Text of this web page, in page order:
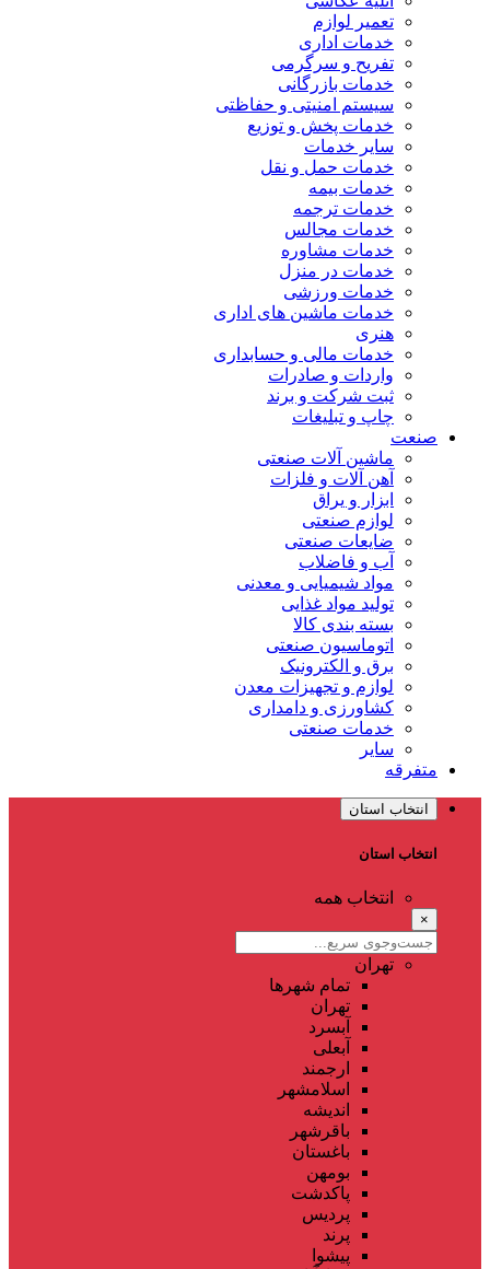
تعمیر لوازم
خدمات اداری
تفریح و سرگرمی
خدمات بازرگانی
سیستم امنیتی و حفاظتی
خدمات پخش و توزیع
سایر خدمات
خدمات حمل و نقل
خدمات بیمه
خدمات ترجمه
خدمات مجالس
خدمات مشاوره
خدمات در منزل
خدمات ورزشی
خدمات ماشین های اداری
هنری
خدمات مالی و حسابداری
واردات و صادرات
ثبت شرکت و برند
چاپ و تبلیغات
صنعت
ماشین آلات صنعتی
آهن آلات و فلزات
ابزار و یراق
لوازم صنعتی
ضایعات صنعتی
آب و فاضلاب
مواد شیمیایی و معدنی
تولید مواد غذایی
بسته بندی کالا
اتوماسیون صنعتی
برق و الکترونیک
لوازم و تجهیزات معدن
کشاورزی و دامداری
خدمات صنعتی
سایر
متفرقه
انتخاب استان
انتخاب استان
انتخاب همه
×
تهران
تمام شهر‌ها
تهران
آبسرد
آبعلی
ارجمند
اسلامشهر
اندیشه
باقرشهر
باغستان
بومهن
پاکدشت
پردیس
پرند
پیشوا